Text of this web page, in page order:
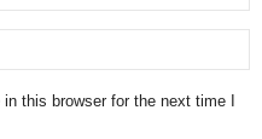
this browser for the next time I